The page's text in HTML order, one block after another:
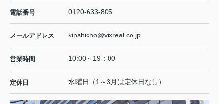
電話番号 0120-633-805
メールアドレス kinshicho@vixreal.co.jp
営業時間 10:00～19：00
定休日 水曜日（1～3月は定休日なし）